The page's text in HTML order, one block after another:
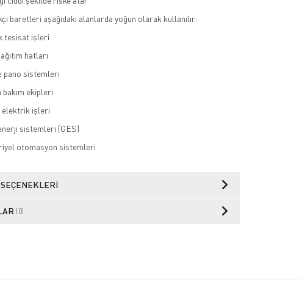
baretleri aşağıdaki alanlarda yoğun olarak kullanılır:
tesisat işleri
hatları
pano sistemleri
ekipleri
elektrik işleri
sistemleri (GES)
otomasyon sistemleri
(0)